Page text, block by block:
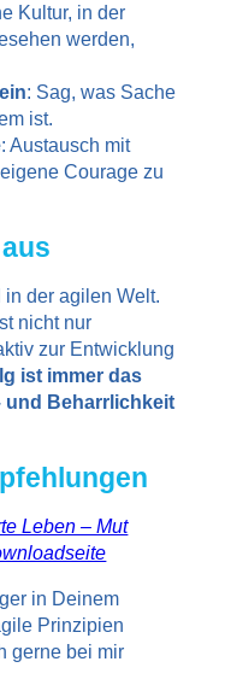
Kultur, in der
werden,
: Sag, was Sache
ist.
: Austausch mit
Courage zu
der agilen Welt.
nicht nur
zur Entwicklung
ist immer das
und Beharrlichkeit
Leben – Mut
in Deinem
Prinzipien
gerne bei mir